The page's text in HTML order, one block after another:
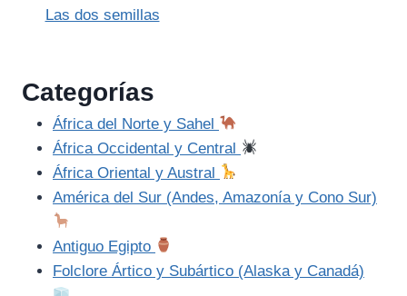
Las dos semillas
Categorías
África del Norte y Sahel
África Occidental y Central
África Oriental y Austral
América del Sur (Andes, Amazonía y Cono Sur)
Antiguo Egipto
Folclore Ártico y Subártico (Alaska y Canadá)